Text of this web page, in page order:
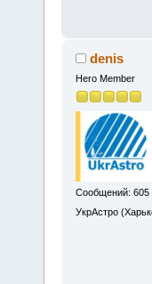
denis
Hero Member
Сообщений: 605
УкрАстро